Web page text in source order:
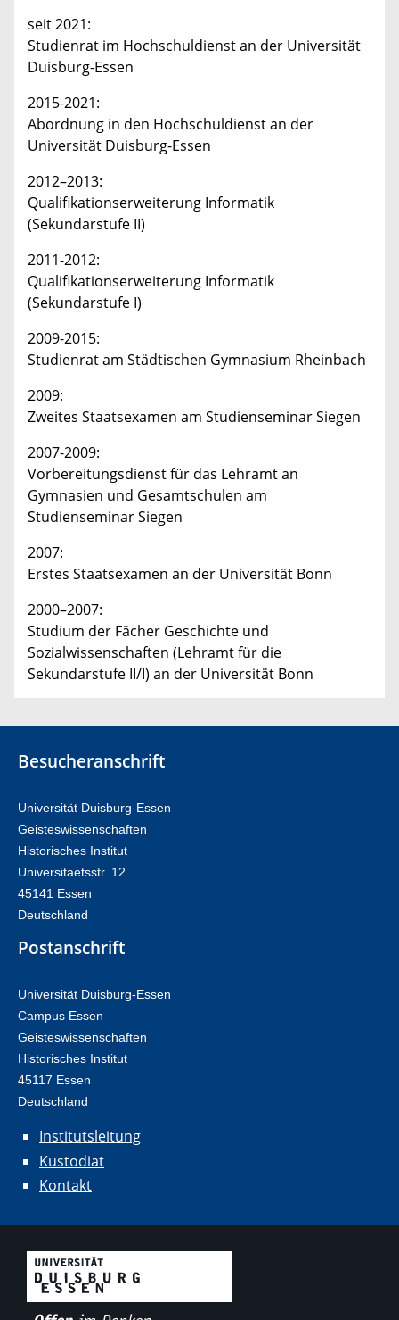
seit 2021:
Studienrat im Hochschuldienst an der Universität
Duisburg-Essen
2015-2021:
Abordnung in den Hochschuldienst an der
Universität Duisburg-Essen
2012–2013:
Qualifikationserweiterung Informatik
(Sekundarstufe II)
2011-2012:
Qualifikationserweiterung Informatik
(Sekundarstufe I)
2009-2015:
Studienrat am Städtischen Gymnasium Rheinbach
2009:
Zweites Staatsexamen am Studienseminar Siegen
2007-2009:
Vorbereitungsdienst für das Lehramt an
Gymnasien und Gesamtschulen am
Studienseminar Siegen
2007:
Erstes Staatsexamen an der Universität Bonn
2000–2007:
Studium der Fächer Geschichte und
Sozialwissenschaften (Lehramt für die
Sekundarstufe II/I) an der Universität Bonn
Besucheranschrift
Universität Duisburg-Essen
Geisteswissenschaften
Historisches Institut
Universitaetsstr. 12​​
45141 Essen
Deutschland
Postanschrift
Universität Duisburg-Essen
Campus Essen
Geisteswissenschaften
Historisches Institut
45117 Essen
Deutschland
Institutsleitung
Kustodiat
Kontakt